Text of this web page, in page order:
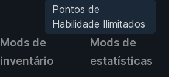
Pontos de
Habilidade Ilimitados
Mods de
inventário
Mods de
estatísticas